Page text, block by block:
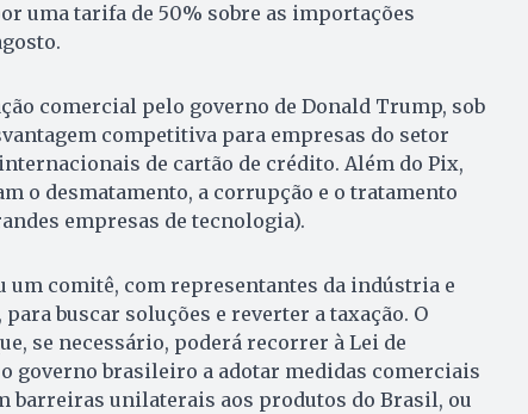
uma tarifa de 50% sobre as importações
comercial pelo governo de Donald Trump, sob
competitiva para empresas do setor
de cartão de crédito. Além do Pix,
o desmatamento, a corrupção e o tratamento
empresas de tecnologia).
um comitê, com representantes da indústria e
buscar soluções e reverter a taxação. O
se necessário, poderá recorrer à Lei de
governo brasileiro a adotar medidas comerciais
barreiras unilaterais aos produtos do Brasil, ou